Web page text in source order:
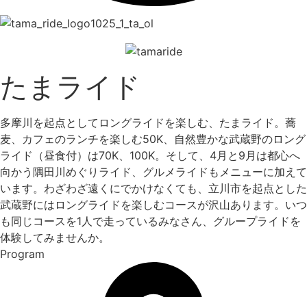
たまライド
多摩川を起点としてロングライドを楽しむ、たまライド。蕎
麦、カフェのランチを楽しむ50K、自然豊かな武蔵野のロング
ライド（昼食付）は70K、100K。そして、4月と9月は都心へ
向かう隅田川めぐりライド、グルメライドもメニューに加えて
います。わざわざ遠くにでかけなくても、立川市を起点とした
武蔵野にはロングライドを楽しむコースが沢山あります。いつ
も同じコースを1人で走っているみなさん、グループライドを
体験してみませんか。
Program